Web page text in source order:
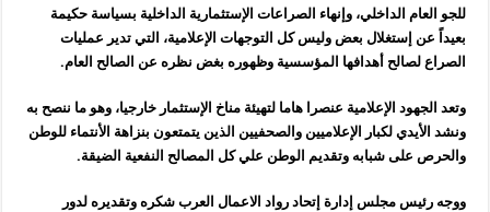
للجو العام الداخلي، وإنهاء الصراعات الإستثمارية الداخلية بسياسة حكيمة
بعيداً عن إستغلال بعض وليس كل التوجهات الإعلامية، التي تدير عمليات
الصراع لصالح أهدافها المؤسسية وظهوره بغض نظره عن الصالح العام.
وتعد الجهود الإعلامية عنصرا هاما لتهيئة مناخ الإستثمار خارجيا، وهو ما ننصح به
ونشد الأيدي لكبار الإعلاميين والصحفيين الذين يتمتعون بنزاهة الأنتماء للوطن
والحرص على شبابه وتقديم الوطن علي كل المصالح النفعية الضيقة.
ووجه رئيس مجلس إدارة إتحاد رواد الاعمال العرب شكره وتقديره لدور